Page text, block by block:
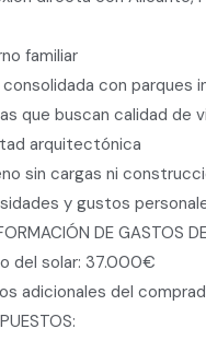
familiar
consolidada con parques
que buscan calidad de
arquitectónica
sin cargas ni
y gustos
DE GASTOS
del solar: 37.000€
adicionales del